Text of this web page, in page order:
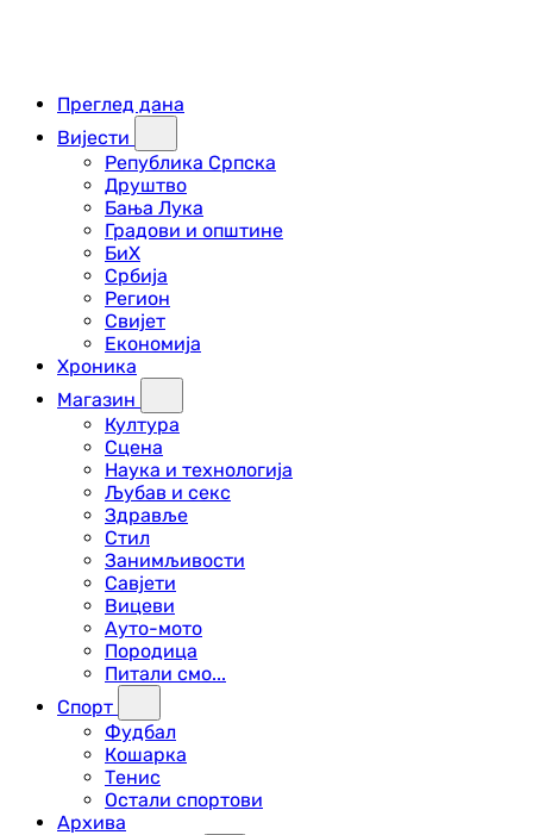
Преглед дана
Вијести
Република Српска
Друштво
Бања Лука
Градови и општине
БиХ
Србија
Регион
Свијет
Економија
Хроника
Магазин
Култура
Сцена
Наука и технологија
Љубав и секс
Здравље
Стил
Занимљивости
Савјети
Вицеви
Ауто-мото
Породица
Питали смо...
Спорт
Фудбал
Кошарка
Тенис
Остали спортови
Архива